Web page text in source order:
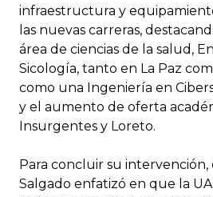
infraestructura y
las nuevas carreras,
área de ciencias de la salud,
Sicología, tanto en La Paz
como una Ingeniería en
y el aumento de oferta
Insurgentes y Loreto.
Para concluir su intervención,
Salgado enfatizó en que la